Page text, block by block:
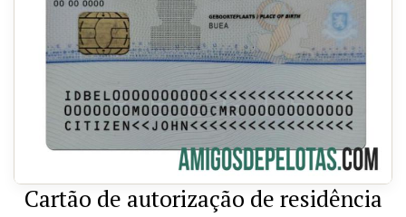
Cartão de autorização de residência